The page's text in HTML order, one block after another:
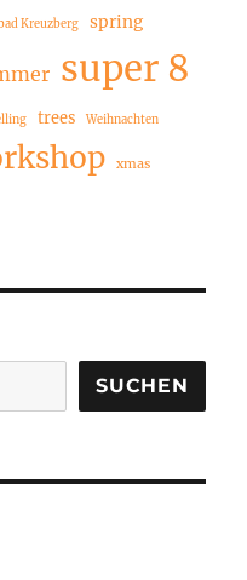
Kreuzberg spring
super 8
trees Weihnachten
xmas
SUCHEN